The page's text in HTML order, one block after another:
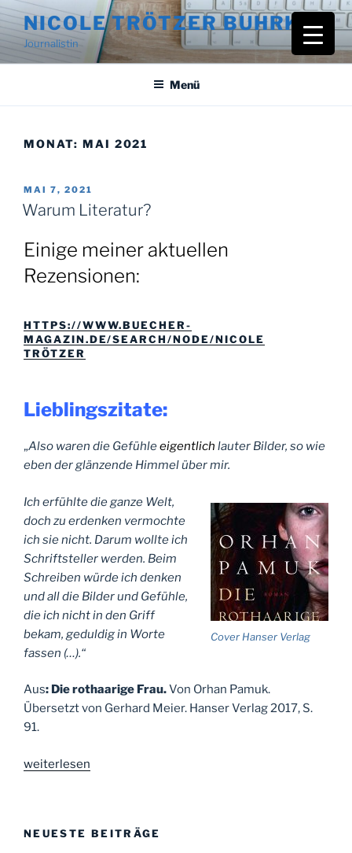
Zum
Inhalt
springen
NICOLE TRÖTZER BUHRKE
Journalistin
Menü
MONAT: MAI 2021
VERÖFFENTLICHT
AM
MAI 7, 2021
Warum Literatur?
Einige meiner aktuellen
Rezensionen:
HTTPS://WWW.BUECHER-
MAGAZIN.DE/SEARCH/NODE/NICOLE
TRÖTZER
Lieblingszitate:
„Also waren die Gefühleeigentlich lauter Bilder, so wie
eben der glänzende Himmel über mir.
Cover Hanser Verlag
Ich erfühlte die ganze Welt,
doch zu erdenken vermochte
ich sie nicht. Darum wollte ich
Schriftsteller werden. Beim
Schreiben würde ich denken
undall die Bilder und Gefühle,
die ich nicht in den Griff
bekam, geduldig in Worte
fassen (…).“
Aus: Die rothaarige Frau.Von Orhan Pamuk.
Übersetzt von Gerhard Meier. Hanser Verlag 2017, S.
91.
„Warum
weiterlesen
NEUESTE BEITRÄGE